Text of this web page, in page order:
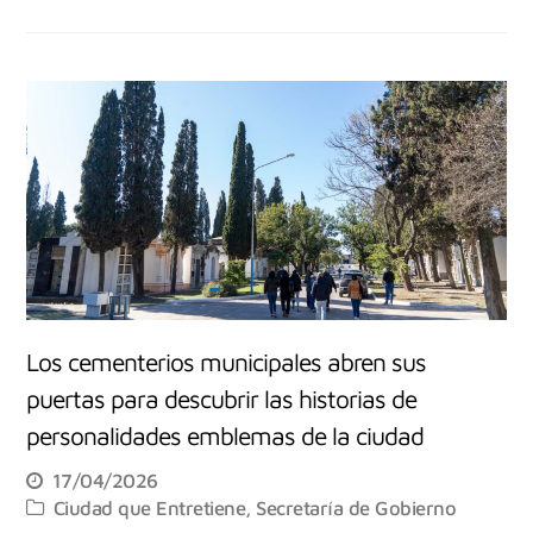
Los cementerios municipales abren sus
puertas para descubrir las historias de
personalidades emblemas de la ciudad
17/04/2026
Ciudad que Entretiene, Secretaría de Gobierno